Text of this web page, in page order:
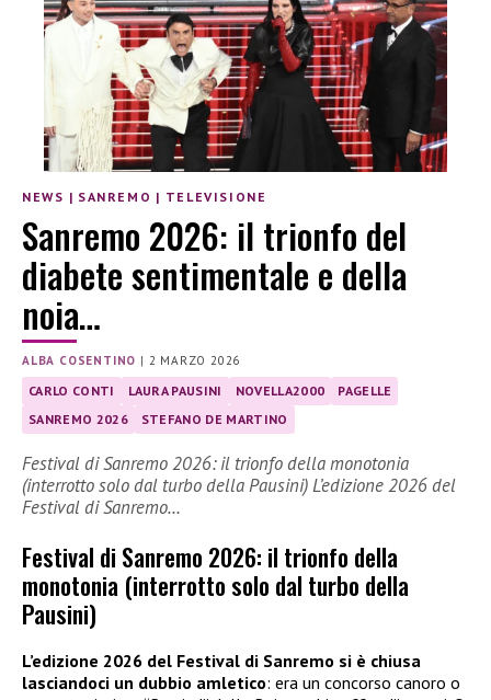
NEWS | SANREMO | TELEVISIONE
Sanremo 2026: il trionfo del
diabete sentimentale e della
noia…
ALBA COSENTINO | 2 MARZO 2026
CARLO CONTI LAURA PAUSINI NOVELLA2000
PAGELLE
SANREMO 2026
STEFANO DE MARTINO
Festival di Sanremo 2026: il trionfo della monotonia
(interrotto solo dal turbo della Pausini) L’edizione 2026 del
Festival di Sanremo…
Festival di Sanremo 2026: il trionfo della
monotonia (interrotto solo dal turbo della
Pausini)
L’edizione 2026 del Festival di Sanremo si è chiusa
lasciandoci un dubbio amletico: era un concorso canoro o